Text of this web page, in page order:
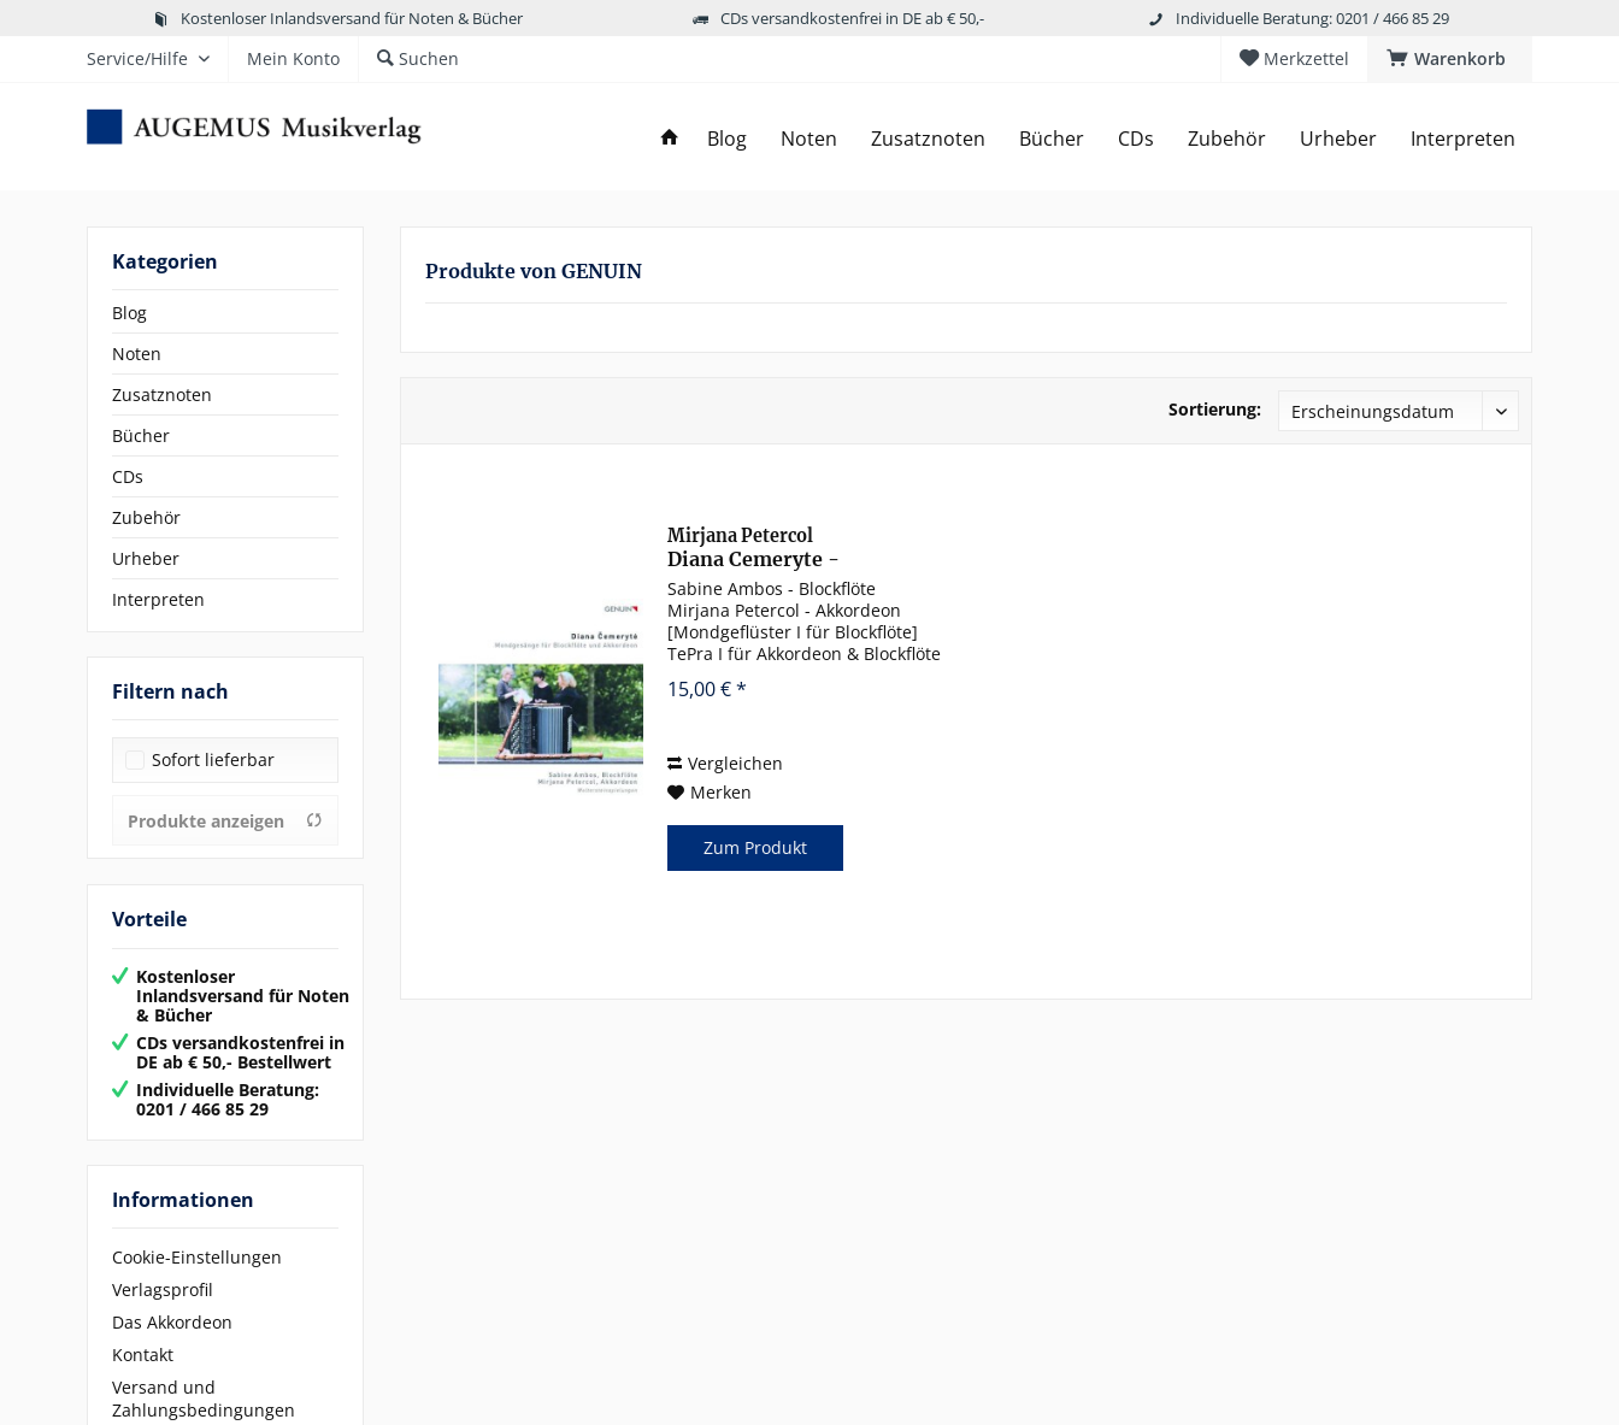
Kostenloser Inlandsversand für Noten & Bücher CDs versandkostenfrei in DE ab € 50,- Individuelle Beratung: 0201 / 466 85 29
Warenkorb
Merkzettel
Service/Hilfe Mein Konto Suchen
Blog Noten Zusatznoten Bücher CDs Zubehör Urheber Interpreten
Kategorien
Blog
Noten
Zusatznoten
Bücher
CDs
Zubehör
Urheber
Interpreten
Filtern nach
Sofort lieferbar
Produkte anzeigen
Vorteile
Kostenloser
Inlandsversand für Noten
& Bücher
CDs versandkostenfrei in
DE ab € 50,- Bestellwert
Individuelle Beratung:
0201 / 466 85 29
Informationen
Cookie-Einstellungen
Verlagsprofil
Das Akkordeon
Kontakt
Versand und
Zahlungsbedingungen
Produkte von GENUIN
Sortierung:
Mirjana Petercol
Diana Cemeryte -
Mondgesänge für
Blockflöte &...
Sabine Ambos - Blockflöte
Mirjana Petercol - Akkordeon
[Mondgeflüster I für Blockflöte]
TePra I für Akkordeon & Blockflöte
Mondgesang für Akkordeon &
15,00 € *
Vergleichen
Merken
Zum Produkt